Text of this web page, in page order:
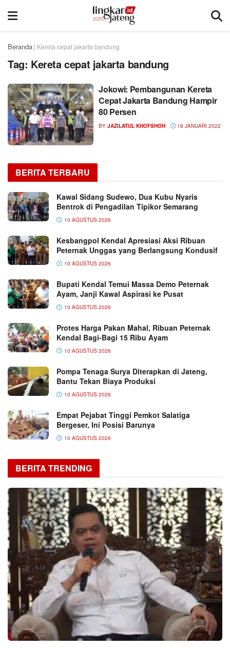
Beranda | Kereta cepat jakarta bandung
Tag: Kereta cepat jakarta bandung
Jokowi: Pembangunan Kereta
Cepat Jakarta Bandung Hampir
80 Persen
BY JAZILATUL KHOFSHOH 18 JANUARI 2022
BERITA TERBARU
Kawal Sidang Sudewo, Dua Kubu Nyaris
Bentrok di Pengadilan Tipikor Semarang
10 AGUSTUS 2026
Kesbangpol Kendal Apresiasi Aksi Ribuan
Peternak Unggas yang Berlangsung Kondusif
10 AGUSTUS 2026
Bupati Kendal Temui Massa Demo Peternak
Ayam, Janji Kawal Aspirasi ke Pusat
10 AGUSTUS 2026
Protes Harga Pakan Mahal, Ribuan Peternak
Kendal Bagi-Bagi 15 Ribu Ayam
10 AGUSTUS 2026
Pompa Tenaga Surya Diterapkan di Jateng,
Bantu Tekan Biaya Produksi
10 AGUSTUS 2026
Empat Pejabat Tinggi Pemkot Salatiga
Bergeser, Ini Posisi Barunya
10 AGUSTUS 2026
BERITA TRENDING